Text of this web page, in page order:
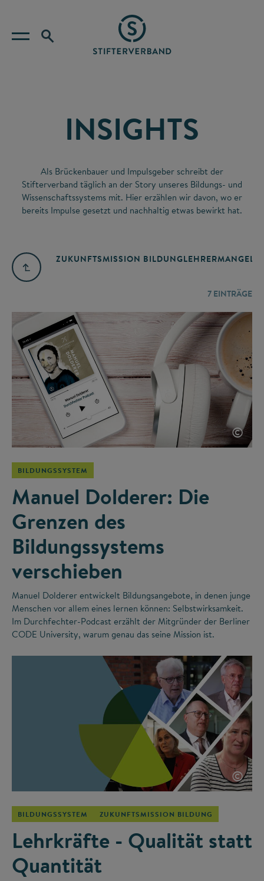
INSIGHTS
Als Brückenbauer und Impulsgeber schreibt der
Stifterverband täglich an der Story unseres Bildungs- und
Wissenschaftssystems mit. Hier erzählen wir davon, wo er
bereits Impulse gesetzt und nachhaltig etwas bewirkt hat.
ZUKUNFTSMISSION BILDUNGLEHRERMANGEL
7 EINTRÄGE
©
BILDUNGSSYSTEM
Manuel Dolderer: Die
Grenzen des
Bildungssystems
verschieben
Manuel Dolderer entwickelt Bildungsangebote, in denen junge
Menschen vor allem eines lernen können: Selbstwirksamkeit.
Im Durchfechter-Podcast erzählt der Mitgründer der Berliner
CODE University, warum genau das seine Mission ist.
©
BILDUNGSSYSTEM ZUKUNFTSMISSION BILDUNG
Lehrkräfte - Qualität statt
Quantität